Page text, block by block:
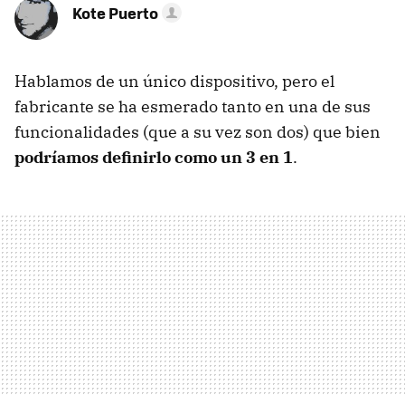
Kote Puerto
Hablamos de un único dispositivo, pero el
fabricante se ha esmerado tanto en una de sus
funcionalidades (que a su vez son dos) que bien
podríamos definirlo como un 3 en 1.